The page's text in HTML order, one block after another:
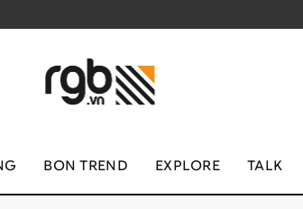
BON TREND EXPLORE TALK